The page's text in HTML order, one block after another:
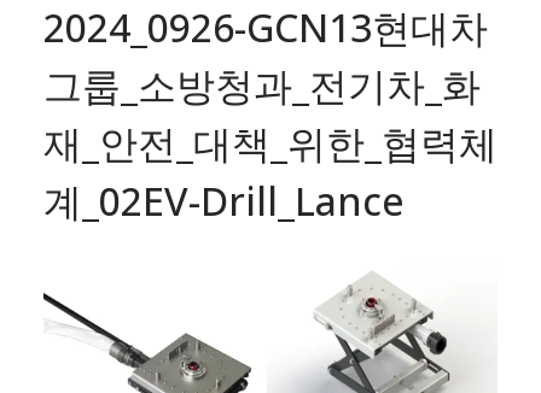
2024_0926-GCN13현대차
그룹_소방청과_전기차_화
재_안전_대책_위한_협력체
계_02EV-Drill_Lance